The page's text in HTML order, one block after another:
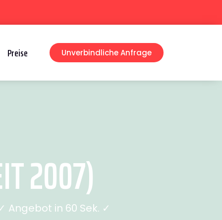
Preise Unverbindliche Anfrage
2007)
Angebot in 60 Sek. ✓